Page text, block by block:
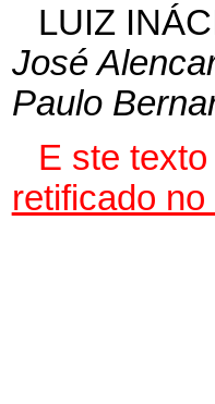
LUIZ
José
Paulo
E ste
retificado